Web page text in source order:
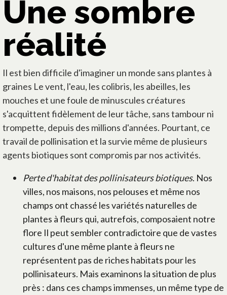
Une sombre
réalité
Il est bien difficile d'imaginer un monde sans plantes à
graines Le vent, l'eau, les colibris, les abeilles, les
mouches et une foule de minuscules créatures
s'acquittent fidèlement de leur tâche, sans tambour ni
trompette, depuis des millions d'années. Pourtant, ce
travail de pollinisation et la survie même de plusieurs
agents biotiques sont compromis par nos activités.
Perte d'habitat des pollinisateurs biotiques. Nos
villes, nos maisons, nos pelouses et même nos
champs ont chassé les variétés naturelles de
plantes à fleurs qui, autrefois, composaient notre
flore Il peut sembler contradictoire que de vastes
cultures d'une même plante à fleurs ne
représentent pas de riches habitats pour les
pollinisateurs. Mais examinons la situation de plus
près : dans ces champs immenses, un même type de